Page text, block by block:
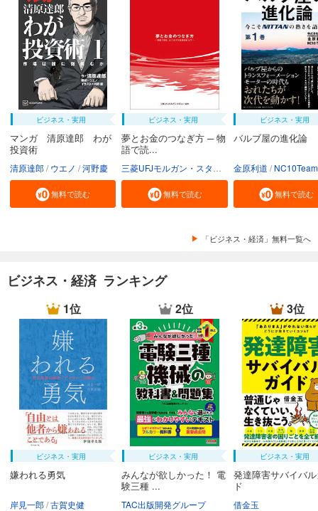
ビジネス・実用
マンガ 清原達郎 わが
投資術
清原達郎 ウエノ 河野慶
無料で読む
ビジネス・実用
夢とお金のつなぎ方 ─ 物
語で読...
無料で読む
ビジネス・実用
バルブ屋の進化論
金原利道 NC10Team
無料で読む
「ビジネス・経済」無料一覧へ
ビジネス・経済 ランキング
1位
ビジネス・実用
嫌われる勇気
岸見一郎 古賀史健
2位
ビジネス・実用
みんなが欲しかった！ 電
験三種 ...
TAC出版開発グループ
3位
ビジネス・実用
発達障害サバイバ
ド
借金玉